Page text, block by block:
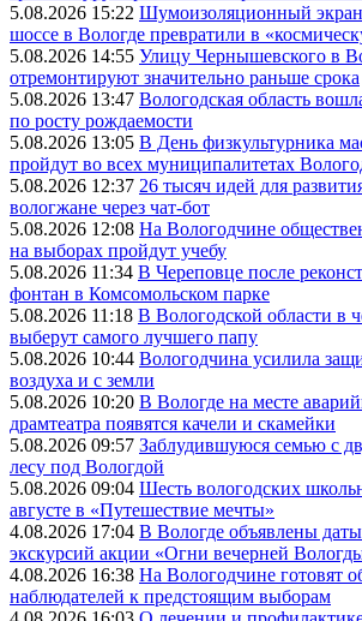
5.08.2026 15:22 Шумоизоляционный экран
шоссе в Вологде превратили в
5.08.2026 14:55 Улицу Чернышевского в
отремонтируют значительно раньше срока
5.08.2026 13:47 Вологодская область
по росту рождаемости
5.08.2026 13:05 В День физкультурника
пройдут во всех муниципалитетах
5.08.2026 12:37 26 тысяч идей для
вологжане через чат-бот
5.08.2026 12:08 На Вологодчине
на выборах пройдут учебу
5.08.2026 11:34 В Череповце после
фонтан в Комсомольском парке
5.08.2026 11:18 В Вологодской области в
выберут самого лучшего папу
5.08.2026 10:44 Вологодчина усилила
воздуха и с земли
5.08.2026 10:20 В Вологде на месте
драмтеатра появятся качели и скамейки
5.08.2026 09:57 Заблудившуюся семью с
лесу под Вологдой
5.08.2026 09:04 Шесть вологодских
августе в «Путешествие мечты»
4.08.2026 17:04 В Вологде объявлены
экскурсий акции «Огни вечерней
4.08.2026 16:38 На Вологодчине готовят
наблюдателей к предстоящим выборам